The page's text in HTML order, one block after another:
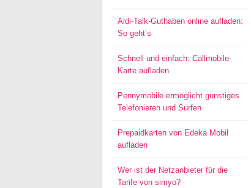
Aldi-Talk-Guthaben online aufladen:
So geht’s
Schnell und einfach: Callmobile-
Karte aufladen
Pennymobile ermöglicht günstiges
Telefonieren und Surfen
Prepaidkarten von Edeka Mobil
aufladen
Wer ist der Netzanbieter für die
Tarife von simyo?